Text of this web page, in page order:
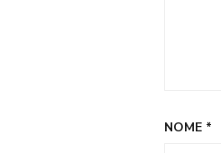
NOME *